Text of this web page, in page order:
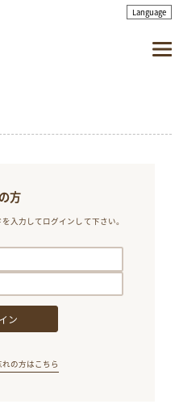
方
入力してログインして下さい。
ン
の方はこちら